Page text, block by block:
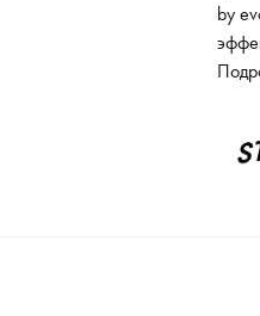
by
10